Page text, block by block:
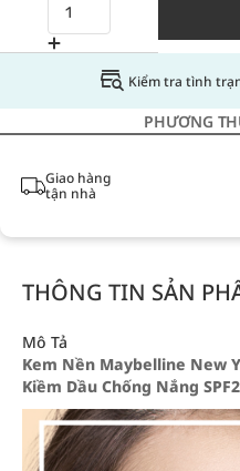
Kiểm tra tình
PHƯƠNG
Giao hàng
tận nhà
THÔNG TIN SẢN
Mô Tả
Kem Nền Maybelline New
Kiềm Dầu Chống Nắng